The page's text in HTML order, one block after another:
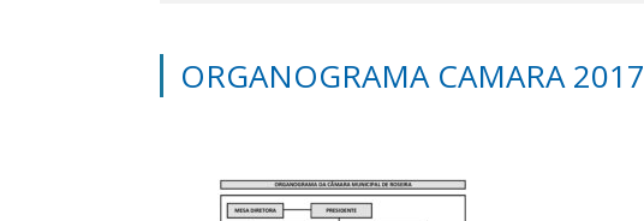
ORGANOGRAMA CAMARA 2017